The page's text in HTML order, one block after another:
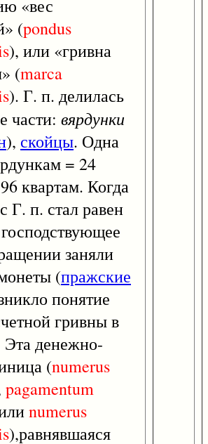
«вес
(pondus
), или «гривна
(marca
). Г. п. делилась
части: вярдунки
), скойцы. Одна
= 24
квартам. Когда
Г. п. стал равен
заняли
(пражские
понятие
гривны в
денежно-
(numerus
pagamentum
numerus
),равнявшаяся